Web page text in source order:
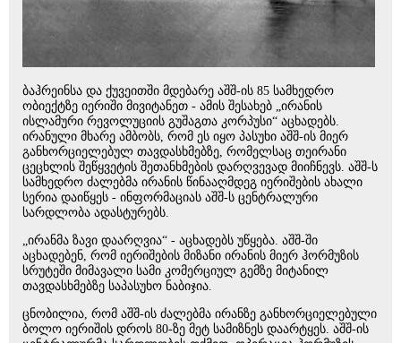
ბაჰრეინსა და ქუვეითში მდებარე აშშ-ის 85 სამხედრო
ობიექტზე იერიში მივიტანეთ - ამის შესახებ „ირანის
ისლამური რევოლუციის გუშაგთა კორპუსი“ აცხადებს.
ირანული მხარე ამბობს, რომ ეს იყო პასუხი აშშ-ის მიერ
განხორციელებულ თავდასხმებზე, რომელსაც თეირანი
ცეცხლის შეწყვეტის შეთანხმების დარღვევად მიიჩნევს. აშშ-ს
სამხედრო ძალებმა ირანის წინააღმდეგ იერიშების ახალი
სერია დაიწყეს - ინფორმაციას აშშ-ს ცენტრალური
სარდლობა ადასტურებს.
„ირანმა ზავი დაარღვია“ - აცხადებს უწყება. აშშ-ში
აცხადებენ, რომ იერიშების მიზანი ირანის მიერ ჰორმუზის
სრუტეში მიმავალი სამი კომერციულ გემზე მიტანილ
თავდასხმებზე საპასუხო ნაბიჯია.
ცნობილია, რომ აშშ-ის ძალებმა ირანზე განხორციელებული
ბოლო იერიშის დროს 80-ზე მეტ სამიზნეს დაარტყეს. აშშ-ის